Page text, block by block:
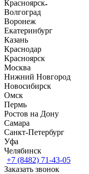
Красноярск
Волгоград
Воронеж
Екатеринбург
Казань
Краснодар
Красноярск
Москва
Нижний Новгород
Новосибирск
Омск
Пермь
Ростов на Дону
Самара
Санкт-Петербург
Уфа
Челябинск
+7 (8482) 71-43-05
Заказать звонок